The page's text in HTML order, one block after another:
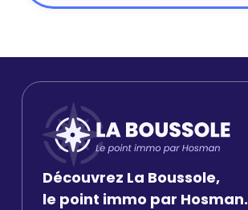
Découvrez La Boussole,
le point immo par Hosman.